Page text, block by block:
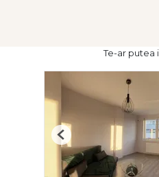
Te-ar putea
Previous